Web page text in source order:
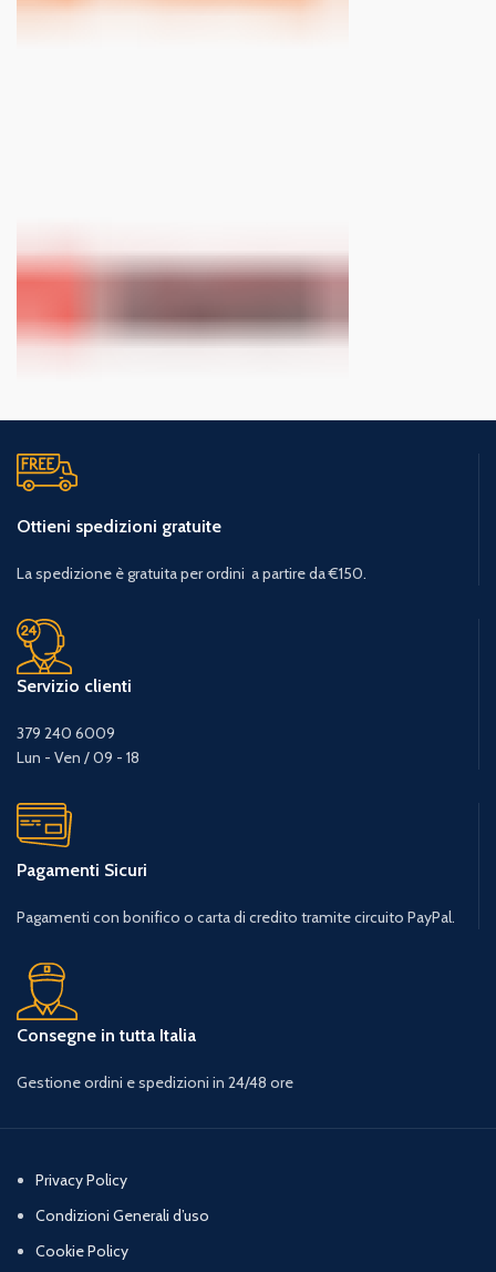
Ottieni spedizioni gratuite
La spedizione è gratuita per ordini a partire da €150.
Servizio clienti
379 240 6009
Lun - Ven / 09 - 18
Pagamenti Sicuri
Pagamenti con bonifico o carta di credito tramite circuito PayPal.
Consegne in tutta Italia
Gestione ordini e spedizioni in 24/48 ore
Privacy Policy
Condizioni Generali d’uso
Cookie Policy